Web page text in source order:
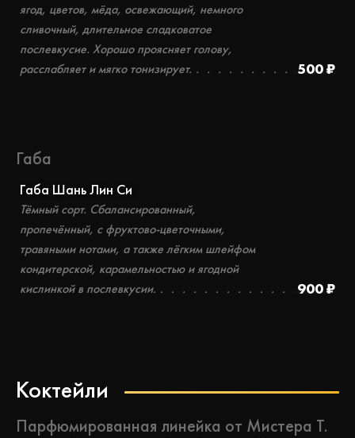
ягод, цветов, мёда, освежающий, немного
сливочный, длительное сладковатое
послевкусие. Хорошо проясняет голову,
расслабляет и мягко тонизирует.
500 ₽
Габа
Габа Шань Лин Си
Тёмный сорт. Сбалансированный,
пропечённый, с фруктово-цветочными,
травяными нотами, а также лёгким шлейфом
кондитерской, карамельностью и ягодной
кислинкой в послевкусии.
900 ₽
Коктейли
Парфюмированная линейка от Мистера Т.